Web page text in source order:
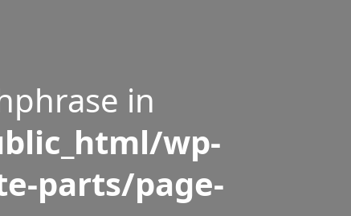
in
wp-
parts/page-